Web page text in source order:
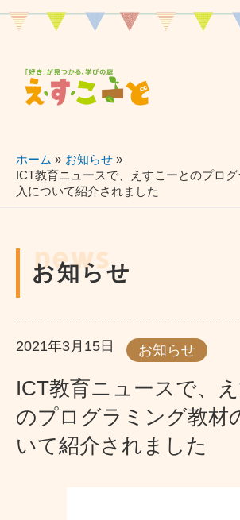
お知らせ
news
えすこーと
ホーム
お知らせ
ICT教育ニュースで、えすこーとのプロ
入について紹介されました
news
お知らせ
2021年3月15日 お知らせ
ICT教育ニュースで、
のプログラミング教材
いて紹介されました